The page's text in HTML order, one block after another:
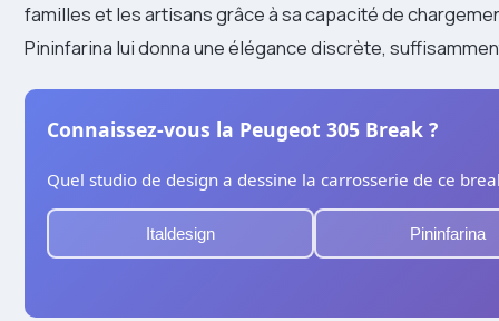
familles et les artisans grâce à sa capacité de
Pininfarina lui donna une élégance discrète,
Connaissez-vous la Peugeot 305 Break ?
Quel studio de design a dessine la carrosserie de ce
Italdesign Pininfarina